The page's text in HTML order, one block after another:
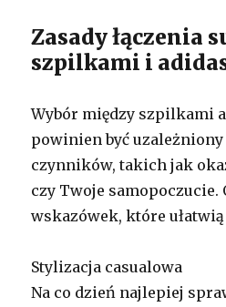
Zasady łączenia
szpilkami i
Wybór między szpilkami
powinien być
czynników, takich jak
czy Twoje samopoczucie.
wskazówek, które ułatwią
Stylizacja casualowa
Na co dzień najlepiej